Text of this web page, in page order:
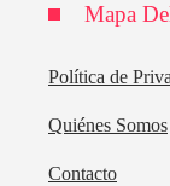
Mapa
Política de
Quiénes Somos
Contacto